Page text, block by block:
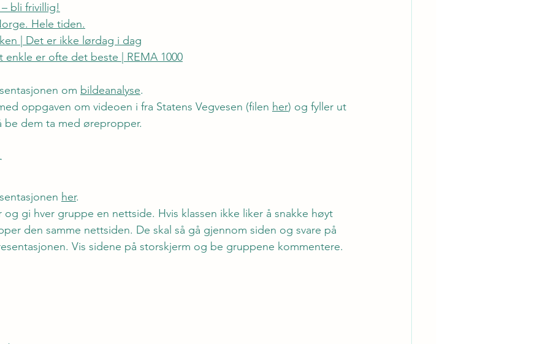
bli frivillig!
Hele tiden.
| Det er ikke lørdag i dag
enkle er ofte det beste | REMA 1000
om bildeanalyse.
oppgaven om videoen i fra Statens Vegvesen (filen her) og fyller ut
be dem ta med ørepropper.
her.
gi hver gruppe en nettside. Hvis klassen ikke liker å snakke høyt
den samme nettsiden. De skal så gå gjennom siden og svare på
Vis sidene på storskjerm og be gruppene kommentere.